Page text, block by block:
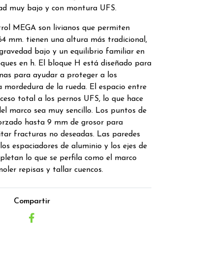
muy bajo y con montura UFS.
MEGA son livianos que permiten
mm. tienen una altura más tradicional,
bajo y un equilibrio familiar en
en h. El bloque H está diseñado para
para ayudar a proteger a los
de la rueda. El espacio entre
total a los pernos UFS, lo que hace
marco sea muy sencillo. Los puntos de
hasta 9 mm de grosor para
fracturas no deseadas. Las paredes
espaciadores de aluminio y los ejes de
lo que se perfila como el marco
repisas y tallar cuencos.
Compartir